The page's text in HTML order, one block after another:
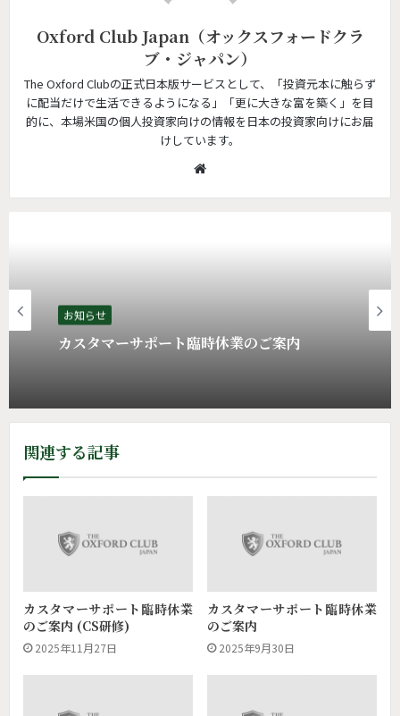
Oxford Club Japan（オックスフォードクラ
ブ・ジャパン）
The Oxford Clubの正式日本版サービスとして、「投資元本に触らず
に配当だけで生活できるようになる」「更に大きな富を築く」を目
的に、本場米国の個人投資家向けの情報を日本の投資家向けにお届
けしています。
W
お知らせ
カスタマーサポート臨時休業のご案内
関連する記事
カスタマーサポート臨時休業
のご案内 (CS研修)
2025年11月27日
カスタマーサポート臨時休業
のご案内
2025年9月30日